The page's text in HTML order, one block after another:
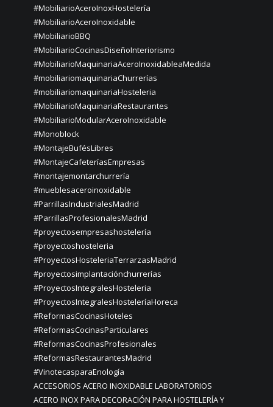
#MobiliarioAceroInoxHostelería
#MobiliarioAceroInoxidable
#MobiliarioBBQ
#MobiliarioCocinasDiseñoInteriorismo
#MobiliarioMaquinariaAceroInoxidableaMedida
#mobiliariomaquinariaChurrerías
#mobiliariomaquinariaHosteleria
#MobiliarioMaquinariaRestaurantes
#MobiliarioModularAceroInoxidable
#Monoblock
#MontajeBufésLibres
#MontajeCafeteríasEmpresas
#montajemontarchurrería
#mueblesaceroinoxidable
#ParrillasIndustrialesMadrid
#ParrillasProfesionalesMadrid
#proyectosempresashostelería
#proyectoshosteleria
#ProyectosHosteleriaTerrarzasMadrid
#proyectosimplantaciónchurrerías
#ProyectosIntegralesHosteleria
#ProyectosIntegralesHosteleríaHoreca
#ReformasCocinasHoteles
#ReformasCocinasParticulares
#ReformasCocinasProfesionales
#ReformasRestaurantesMadrid
#VinotecasparaEnología
ACCESORIOS ACERO INOXIDABLE LABORATORIOS
ACERO INOX PARA DECORACIÓN PARA HOSTELERÍA Y